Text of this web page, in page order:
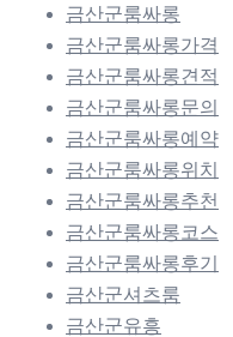
금산군룸싸롱
금산군룸싸롱가격
금산군룸싸롱견적
금산군룸싸롱문의
금산군룸싸롱예약
금산군룸싸롱위치
금산군룸싸롱추천
금산군룸싸롱코스
금산군룸싸롱후기
금산군셔츠룸
금산군유흥